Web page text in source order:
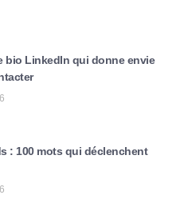
bio LinkedIn qui donne envie
: 100 mots qui déclenchent